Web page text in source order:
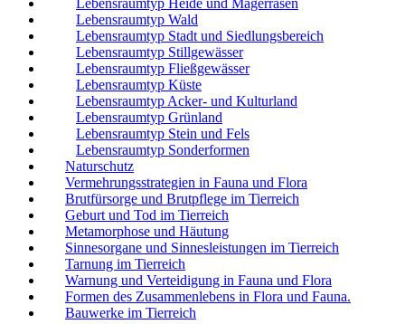
Lebensraumtyp Heide und Magerrasen
Lebensraumtyp Wald
Lebensraumtyp Stadt und Siedlungsbereich
Lebensraumtyp Stillgewässer
Lebensraumtyp Fließgewässer
Lebensraumtyp Küste
Lebensraumtyp Acker- und Kulturland
Lebensraumtyp Grünland
Lebensraumtyp Stein und Fels
Lebensraumtyp Sonderformen
Naturschutz
Vermehrungsstrategien in Fauna und Flora
Brutfürsorge und Brutpflege im Tierreich
Geburt und Tod im Tierreich
Metamorphose und Häutung
Sinnesorgane und Sinnesleistungen im Tierreich
Tarnung im Tierreich
Warnung und Verteidigung in Fauna und Flora
Formen des Zusammenlebens in Flora und Fauna.
Bauwerke im Tierreich